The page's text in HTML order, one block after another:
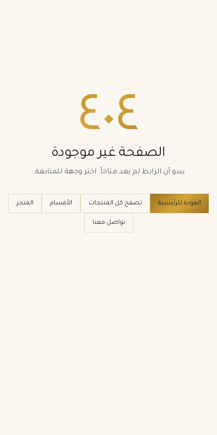
٤٠٤
الصفحة غير موجودة
يبدو أن الرابط لم يعد متاحاً. اختر وجهة للمتابعة.
العودة للرئيسية تصفح كل المنتجات الأقسام المتجر
تواصل معنا